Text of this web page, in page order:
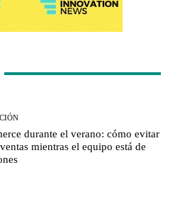
durante el verano: cómo evitar
mientras el equipo está de